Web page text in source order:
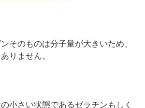
そのものは分子量が大きいため、
りません。
小さい状態であるゼラチンもしく